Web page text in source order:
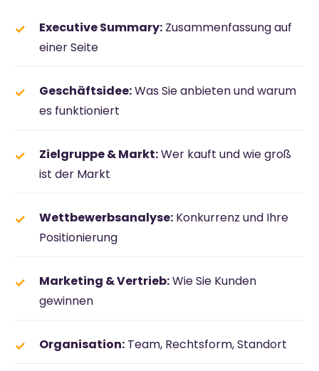
Executive Summary: Zusammenfassung auf
einer Seite
Geschäftsidee:Was Sie anbieten und warum
es funktioniert
Zielgruppe & Markt:Wer kauft und wie groß
ist der Markt
Wettbewerbsanalyse: Konkurrenz und Ihre
Positionierung
Marketing & Vertrieb:Wie Sie Kunden
gewinnen
Organisation: Team, Rechtsform, Standort